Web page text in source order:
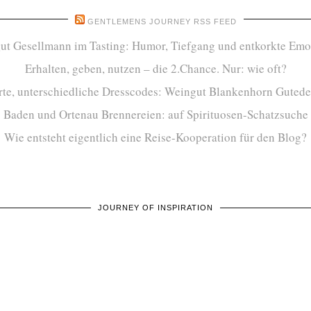
GENTLEMENS JOURNEY RSS FEED
Gesellmann im Tasting: Humor, Tiefgang und entkorkte
Erhalten, geben, nutzen – die 2.Chance. Nur: wie oft?
unterschiedliche Dresscodes: Weingut Blankenhorn
Baden und Ortenau Brennereien: auf Spirituosen-Schatzsuche
Wie entsteht eigentlich eine Reise-Kooperation für den Blog?
JOURNEY OF INSPIRATION